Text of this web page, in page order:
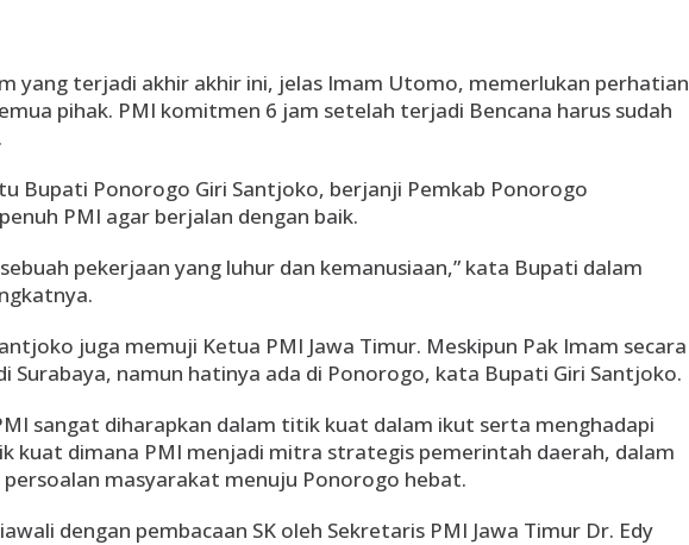
yang terjadi akhir akhir ini, jelas Imam Utomo, memerlukan perhatian
pihak. PMI komitmen 6 jam setelah terjadi Bencana harus sudah
Bupati Ponorogo Giri Santjoko, berjanji Pemkab Ponorogo
PMI agar berjalan dengan baik.
pekerjaan yang luhur dan kemanusiaan,” kata Bupati dalam
juga memuji Ketua PMI Jawa Timur. Meskipun Pak Imam secara
Surabaya, namun hatinya ada di Ponorogo, kata Bupati Giri Santjoko.
sangat diharapkan dalam titik kuat dalam ikut serta menghadapi
kuat dimana PMI menjadi mitra strategis pemerintah daerah, dalam
persoalan masyarakat menuju Ponorogo hebat.
dengan pembacaan SK oleh Sekretaris PMI Jawa Timur Dr. Edy